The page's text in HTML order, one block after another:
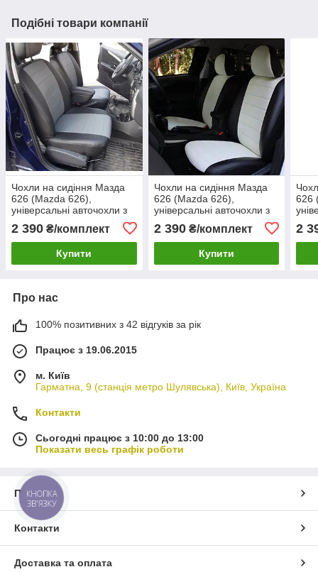
Подібні товари компанії
Чохли на сидіння Мазда
626 (Mazda 626),
універсальні авточохли з
екошкіри в Україні Чорно-
сірий
2 390 ₴/комплект
Купити
Чохли на сидіння Мазда
626 (Mazda 626),
універсальні авточохли з
екошкіри в Україні Чорно-
білий
2 390₴/комплект
Купити
626
2
Про нас
100% позитивних з 42 відгуків за рік
Працює з 19.06.2015
м. Київ
Гарматна, 9 (станція метро Шулявська), Київ, Україна
Контакти
Сьогодні працює з 10:00 до 13:00
Показати весь графік роботи
Про нас
Контакти
Доставка та оплата
КНОПКА
ЗВ'ЯЗКУ